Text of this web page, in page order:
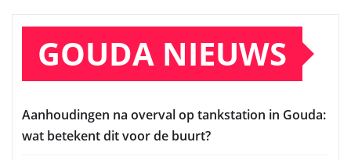
GOUDA NIEUWS
Aanhoudingen na overval op tankstation in Gouda:
wat betekent dit voor de buurt?